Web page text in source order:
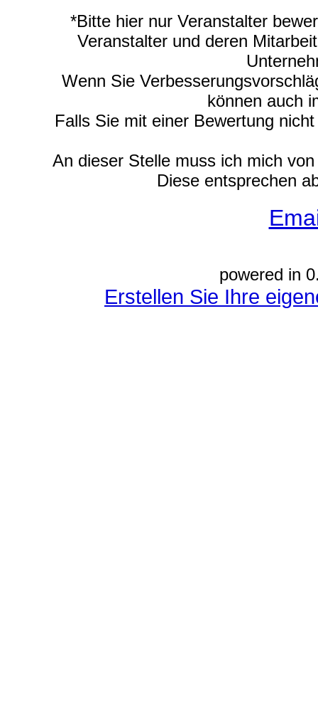
*Bitte hier nur Veranstalter
Veranstalter und deren
Wenn Sie
können auch
Falls Sie mit einer Bewertung
An dieser Stelle muss ich mich
Diese entsprechen
powered in
Erstellen Sie Ihre